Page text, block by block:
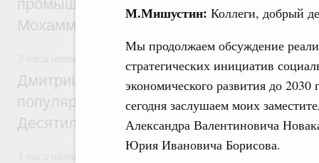
М.Мишустин: Коллеги, добрый
Мы продолжаем обсуждение
стратегических инициатив
экономического развития до 2030
сегодня заслушаем моих
Александра Валентиновича
Юрия Ивановича Борисова.
промышленности, недропользования и
Мохаммадом Атабаком
Дмитрий Чернышенко: Порядка 110
популярного туризма в 35 регионах
Десятилетия науки и технологий
Экономические и гуманитарные отношения